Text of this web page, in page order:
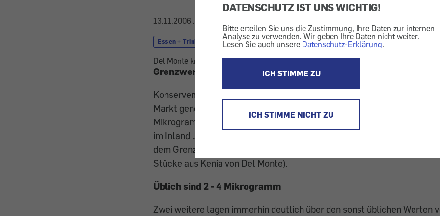
DATENSCHUTZ IST UNS WICHTIG!
Bitte erteilen Sie uns die Zustimmung, Ihre Daten zur internen
Analyse zu verwenden. Wir geben Ihre Daten nicht weiter.
Lesen Sie auch unsere Datenschutz-Erklärung.
ICH STIMME ZU
ICH STIMME NICHT ZU
13.11.2006 , aktualisiert am
Essen + Trinken Obst Schadstoff
Del Monte knapp unter dem Grenzwert.
Grenzwert von 50 Mikrogramm knapp unterschritten
Konserven mit Ananas aus Kenia mussten in zahlreichen europäischen
Markt genommen werden, weil der zulässige Grenzwert für Cadmium
Mikrogramm (µg) überschritten wurde. Aus diesem Grund hat
im Inland untersucht. Ergebnis: Die Cadmium-Belastung lag bei allen
dem Grenzwert, wenngleich eine Probe nur knapp darunter kam (46 µg
Stücke aus Kenia von Del Monte).
Üblich sind 2 - 4 Mikrogramm
Zwei weitere lagen immerhin deutlich über den sonst üblichen Werten